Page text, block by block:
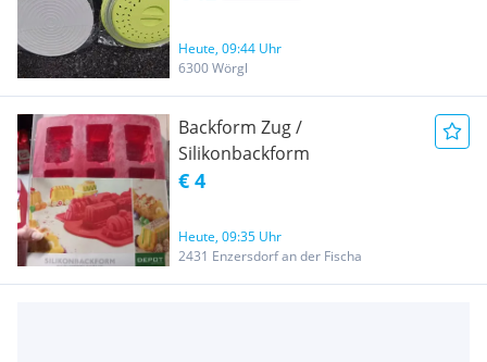
Heute, 09:44 Uhr
6300 Wörgl
Backform Zug /
Silikonbackform
€ 4
Heute, 09:35 Uhr
2431 Enzersdorf an der Fischa